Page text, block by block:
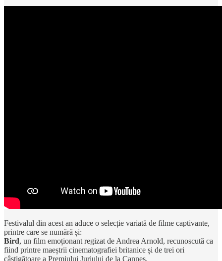
Festivalul din acest an aduce o selecție variată de filme captivante,
printre care se numără și:
Bird, un film emoționant regizat de Andrea Arnold, recunoscută ca
fiind printre maeștrii cinematografiei britanice și de trei ori
câștigătoare a Premiului Juriului de la Cannes.